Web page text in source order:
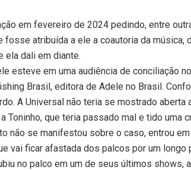
em fevereiro de 2024 pedindo, entre
fosse atribuída a ele a coautoria da música,
ela dali em diante.
esteve em uma audiência de conciliação
Brasil, editora de Adele no Brasil.
A Universal não teria se mostrado aberta
Toninho, que teria passado mal e tido uma
não se manifestou sobre o caso, entrou
vai ficar afastada dos palcos por um longo
no palco em um de seus últimos shows,